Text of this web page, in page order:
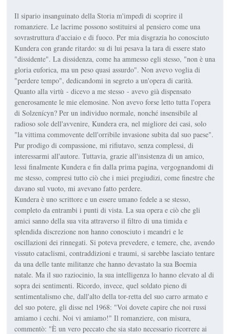
Il sipario insanguinato della Storia m'impedì di scoprire il
romanziere. Le lacrime possono sostituirsi al pensiero come una
sovrastruttura d'acciaio e di fuoco. Per mia disgrazia ho conosciuto
Kundera con grande ritardo: su di lui pesava la tara di essere stato
"dissidente". La dissidenza, come ha ammesso egli stesso, "non è una
gloria euforica, ma un peso quasi assurdo". Non avevo voglia di
"perdere tempo", dedicandomi in segreto a un'opera di carità.
Quanto alla virtù - dicevo a me stesso - avevo già dispensato
generosamente le mie elemosine. Non avevo forse letto tutta l'opera
di Solzenícyn? Per un individuo normale, nonché insensibile al
radioso sole dell'avvenire, Kundera era, nel migliore dei casi, solo
"la vittima commovente dell'orribile invasione subita dal suo paese".
Pur prodigo di compassione, mi rifiutavo, senza complessi, di
interessarmi all'autore. Tuttavia, grazie all'insistenza di un amico,
lessi finalmente Kundera e fin dalla prima pagina, vergognandomi di
me stesso, compresi tutto ciò che i miei pregiudizi, come finestre che
davano sul vuoto, mi avevano fatto perdere.
Kundera è uno scrittore e un essere umano fedele a se stesso,
completo da entrambi i punti di vista. La sua opera e ciò che gli
amici sanno della sua vita attraverso il filtro di una timida e
splendida discrezione non hanno conosciuto i meandri e le
oscillazioni dei rinnegati. Si poteva prevedere, e temere, che, avendo
vissuto cataclismi, contraddizioni e traumi, si sarebbe lasciato tentare
da una delle tante militanze che hanno devastato la sua Boemia
natale. Ma il suo raziocinio, la sua intelligenza lo hanno elevato al di
sopra dei sentimenti. Ricordo, invece, quel soldato pieno di
sentimentalismo che, dall'alto della tor-retta del suo carro armato e
del suo potere, gli disse nel 1968: "Voi dovete capire che noi russi
amiamo i cechi. Noi vi amiamo!" Il romanziere, con misura,
commentò: "È un vero peccato che sia stato necessario ricorrere ai